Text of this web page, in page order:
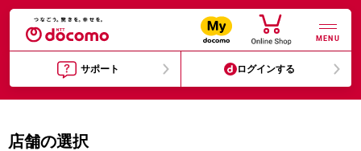
MENU
サポート ログインする
店舗の選択